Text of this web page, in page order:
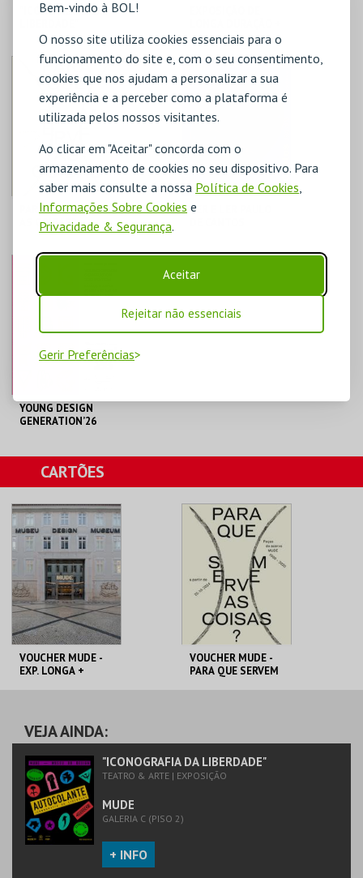
Bem-vindo à BOL!
O nosso site utiliza cookies essenciais para o
funcionamento do site e, com o seu consentimento,
cookies que nos ajudam a personalizar a sua
experiência e a perceber como a plataforma é
utilizada pelos nossos visitantes.
Ao clicar em "Aceitar" concorda com o
armazenamento de cookies no seu dispositivo. Para
saber mais consulte a nossa Política de Cookies,
Informações Sobre Cookies e
Privacidade & Segurança.
Aceitar
Rejeitar não essenciais
Gerir Preferências
"ICONOGRAFIA DA
MUDE
MAIS INFO
COMPRAR
TEMPORÁRIAS
MUDE
MAIS INFO
COMPRAR
PARA QUE SERVEM
AS COISAS?
MUDE
COMPRAR
VER E LER PAULO
MAIS INFO
YOUNG DESIGN
GENERATION’26
MUDE
MAIS INFO
COMPRAR
CARTÕES
VOUCHER MUDE -
EXP. LONGA +
PREÇO INTEIRO
MAIS INFO
COMPRAR
VOUCHER MUDE -
PARA QUE SERVEM
MAIS INFO
VEJA AINDA:
"ICONOGRAFIA DA LIBERDADE"
TEATRO & ARTE | EXPOSIÇÃO
MUDE
GALERIA C (PISO 2)
+ INFO